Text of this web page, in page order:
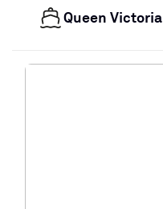
Queen Victoria